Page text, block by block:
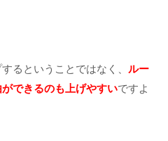
るということではなく、 ルー
できるのも上げやすいですよ